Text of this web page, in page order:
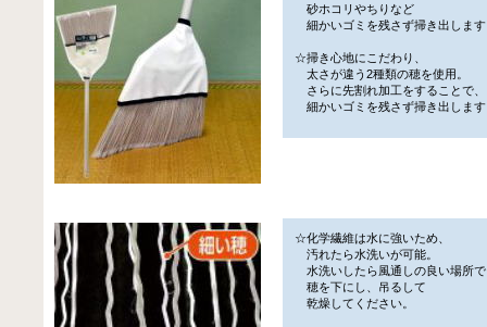
砂ホコリやちりなど
細かいゴミを残さず掃き出しま
☆掃き心地にこだわり、
太さが違う2種類の穂を使用。
さらに先割れ加工をすることで、
細かいゴミを残さず掃き出しま
☆化学繊維は水に強いため、
汚れたら水洗いが可能。
水洗いしたら風通しの良い場所で
穂を下にし、吊るして
乾燥してください。